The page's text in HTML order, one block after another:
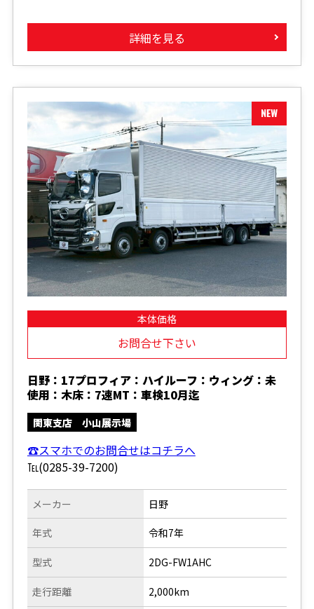
詳細を見る
本体価格
お問合せ下さい
日野：17プロフィア：ハイルーフ：ウィング：未
使用：木床：7速MT：車検10月迄
関東支店 小山展示場
☎スマホでのお問合せはコチラへ
℡(0285-39-7200)
メーカー
年式
型式
走行距離
日野
令和7年
2DG-FW1AHC
2,000km